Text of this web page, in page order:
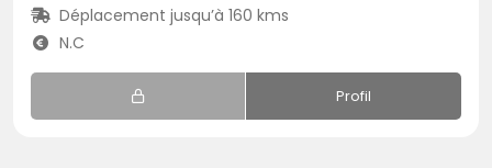
Déplacement jusqu’à 160 kms
N.C
Profil